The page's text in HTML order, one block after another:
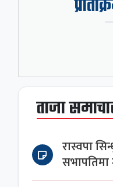
ताजा
रास्वपा
सभापतिमा